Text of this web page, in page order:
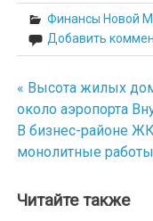
Финансы Новой
Добавить
Навигация
по
записям
« Высота жилых
около аэропорта
В бизнес-районе
монолитные
Читайте также